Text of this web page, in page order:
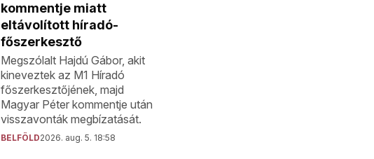
kommentje miatt
eltávolított híradó-
főszerkesztő
Megszólalt Hajdú Gábor, akit
kineveztek az M1 Híradó
főszerkesztőjének, majd
Magyar Péter kommentje után
visszavonták megbízatását.
BELFÖLD2026. aug. 5. 18:58